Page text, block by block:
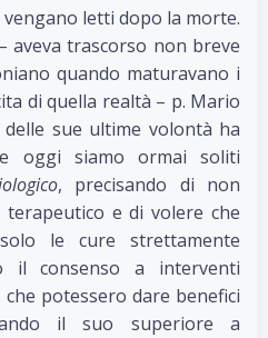
letti dopo la morte.
aveva trascorso non breve
quando maturavano i
di quella realtà – p. Mario
sue ultime volontà ha
oggi siamo ormai soliti
, precisando di non
terapeutico e di volere che
le cure strettamente
il consenso a interventi
potessero dare benefici
il suo superiore a